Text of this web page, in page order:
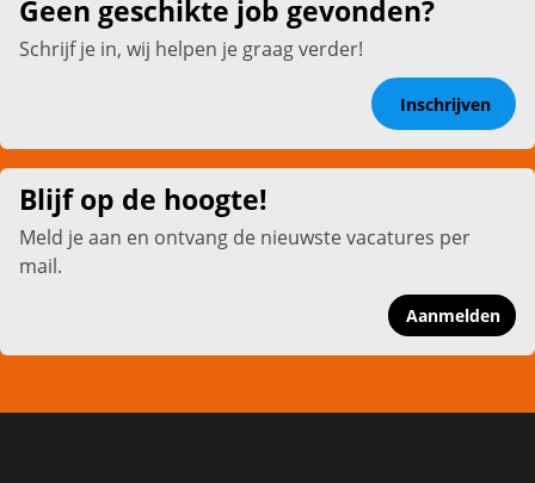
Geen geschikte job gevonden?
Schrijf je in, wij helpen je graag verder!
Inschrijven
Blijf op de hoogte!
Meld je aan en ontvang de nieuwste vacatures per
mail.
Aanmelden